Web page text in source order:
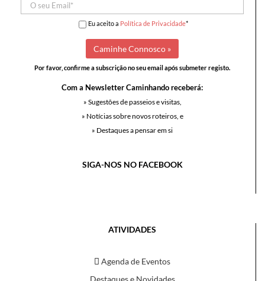
Eu aceito a Política de Privacidade*
Por favor, confirme a subscrição no seu email após submeter registo.
Com a Newsletter Caminhando receberá:
» Sugestões de passeios e visitas,
» Notícias sobre novos roteiros, e
» Destaques a pensar em si
SIGA-NOS NO FACEBOOK
ATIVIDADES
Agenda de Eventos
Destaques e Novidades